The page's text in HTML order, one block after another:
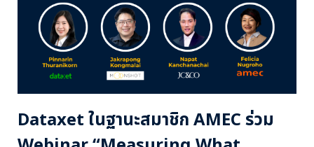
Dataxet ในฐานะสมาชิก AMEC ร่วม